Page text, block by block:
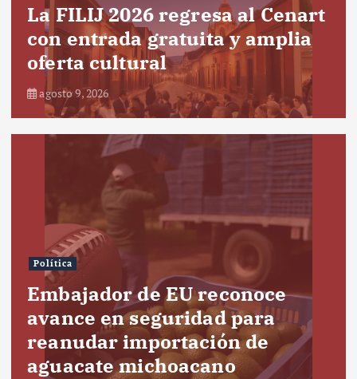
La FILIJ 2026 regresa al Cenart
con entrada gratuita y amplia
oferta cultural
agosto 9, 2026
Política
Embajador de EU reconoce
avance en seguridad para
reanudar importación de
aguacate michoacano